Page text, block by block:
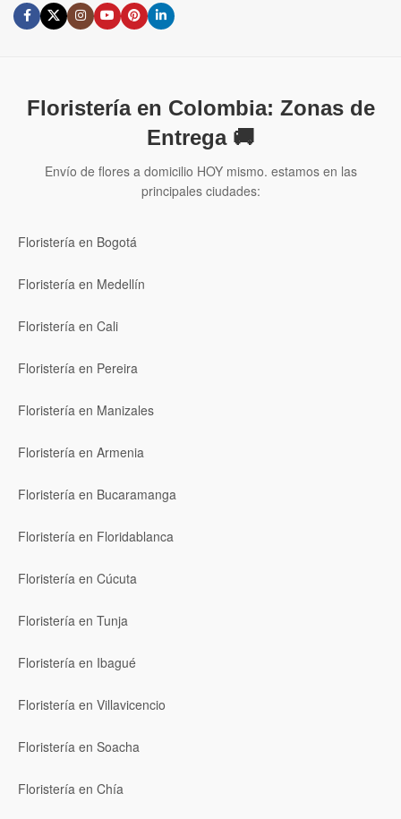
Floristería en Colombia: Zonas de
Entrega 🚚
Envío de flores a domicilio HOY mismo. estamos en las
principales ciudades:
Floristería en Bogotá
Floristería en Medellín
Floristería en Cali
Floristería en Pereira
Floristería en Manizales
Floristería en Armenia
Floristería en Bucaramanga
Floristería en Floridablanca
Floristería en Cúcuta
Floristería en Tunja
Floristería en Ibagué
Floristería en Villavicencio
Floristería en Soacha
Floristería en Chía